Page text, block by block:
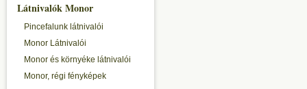
Látnivalók Monor
Pincefalunk látnivalói
Monor Látnivalói
Monor és környéke látnivalói
Monor, régi fényképek